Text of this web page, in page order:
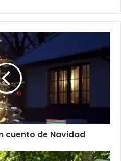
cuento de Navidad